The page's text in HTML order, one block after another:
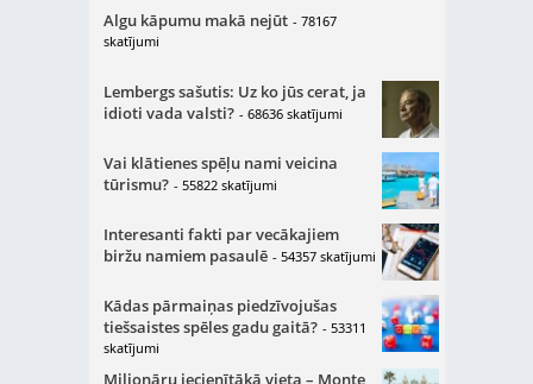
Algu kāpumu makā nejūt - 78167
skatījumi
Lembergs sašutis: Uz ko jūs cerat, ja
idioti vada valsti? - 68636 skatījumi
Vai klātienes spēļu nami veicina
tūrismu? - 55822 skatījumi
Interesanti fakti par vecākajiem
biržu namiem pasaulē - 54357 skatījumi
Kādas pārmaiņas piedzīvojušas
tiešsaistes spēles gadu gaitā? - 53311
skatījumi
Miljonāru iecienītākā vieta – Monte